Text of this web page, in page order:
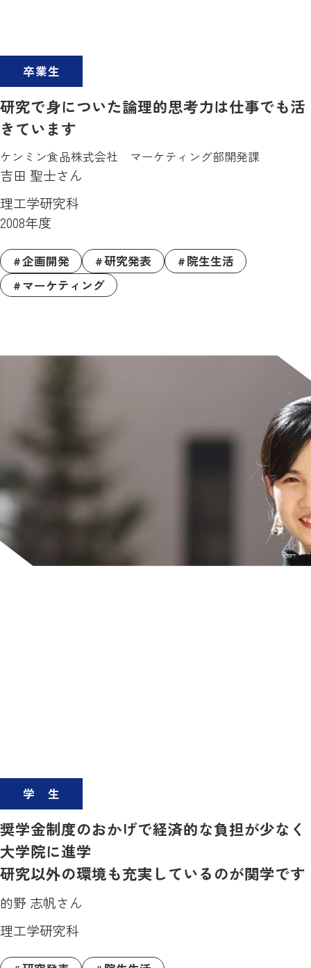
卒業生
研究で身についた論理的思考力は仕事でも活
きています
ケンミン食品株式会社 マーケティング部開発課
吉田 聖士さん
理工学研究科
2008年度
企画開発 研究発表
院生生活
マーケティング
学生
奨学金制度のおかげで経済的な負担が少なく
大学院に進学
研究以外の環境も充実しているのが関学です
的野 志帆さん
理工学研究科